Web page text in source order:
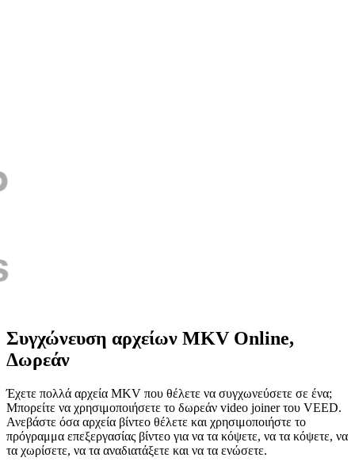
Συγχώνευση αρχείων MKV Online,
Δωρεάν
Έχετε πολλά αρχεία MKV που θέλετε να συγχωνεύσετε σε ένα;
Μπορείτε να χρησιμοποιήσετε το δωρεάν video joiner του VEED.
Ανεβάστε όσα αρχεία βίντεο θέλετε και χρησιμοποιήστε το
πρόγραμμα επεξεργασίας βίντεο για να τα κόψετε, να τα κόψετε, να
τα χωρίσετε, να τα αναδιατάξετε και να τα ενώσετε.